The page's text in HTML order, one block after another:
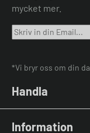
mycket mer.
*Vi bryr oss om din
Handla
Laddkablar
Information